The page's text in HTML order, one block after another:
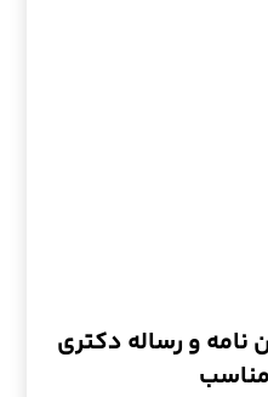
نامه و رساله دکتری